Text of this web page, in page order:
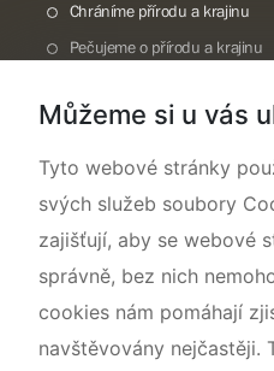
Chráníme přírodu a krajinu
Pečujeme o přírodu a krajinu
O nás
Můžeme si u vás
Tyto webové stránky
svých služeb soubory
zajišťují, aby se webové
správně, bez nich
cookies nám pomáhají
navštěvovány nejčastěji.